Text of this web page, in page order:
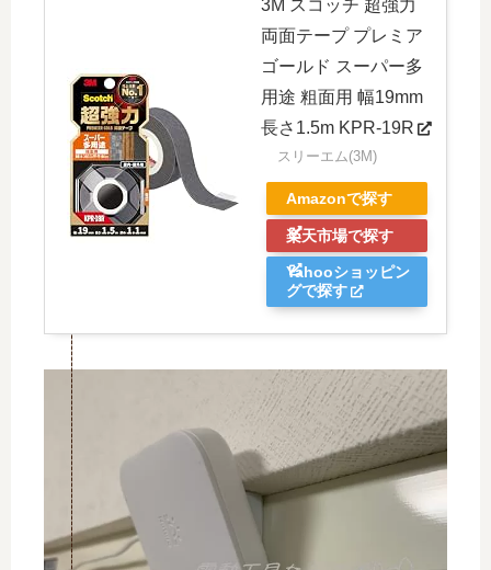
3M スコッチ 超強力
両面テープ プレミア
ゴールド スーパー多
用途 粗面用 幅19mm
長さ1.5m KPR-19R
スリーエム(3M)
Amazonで探す
楽天市場で探す
Yahooショッピン
グで探す